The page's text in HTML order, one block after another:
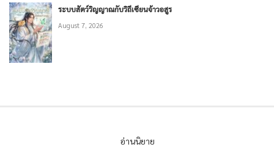
ระบบสัตว์วิญญาณกับวิถีเซียนจ้าวอสูร
August 7, 2026
อ่านนิยาย